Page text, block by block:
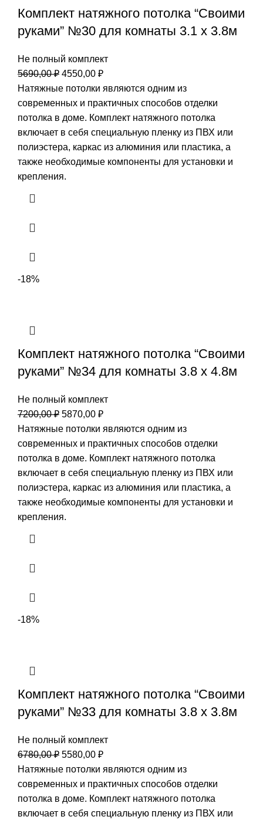
Комплект натяжного потолка “Своими
руками” №30 для комнаты 3.1 х 3.8м
Не полный комплект
5690,00₽ Первоначальная
цена
составляла
5690,00 ₽.
4550,00 ₽Текущая
цена:
4550,00 ₽.
Натяжные потолки являются одним из
современных и практичных способов отделки
потолка в доме. Комплект натяжного потолка
включает в себя специальную пленку из ПВХ или
полиэстера, каркас из алюминия или пластика, а
также необходимые компоненты для установки и
крепления.
-18%
Комплект натяжного потолка “Своими
руками” №34 для комнаты 3.8 х 4.8м
Не полный комплект
7200,00₽ Первоначальная
цена
составляла
7200,00 ₽.
5870,00 ₽Текущая
цена:
5870,00 ₽.
Натяжные потолки являются одним из
современных и практичных способов отделки
потолка в доме. Комплект натяжного потолка
включает в себя специальную пленку из ПВХ или
полиэстера, каркас из алюминия или пластика, а
также необходимые компоненты для установки и
крепления.
-18%
Комплект натяжного потолка “Своими
руками” №33 для комнаты 3.8 х 3.8м
Не полный комплект
6780,00₽ Первоначальная
цена
составляла
6780,00 ₽.
5580,00 ₽Текущая
цена:
5580,00 ₽.
Натяжные потолки являются одним из
современных и практичных способов отделки
потолка в доме. Комплект натяжного потолка
включает в себя специальную пленку из ПВХ или